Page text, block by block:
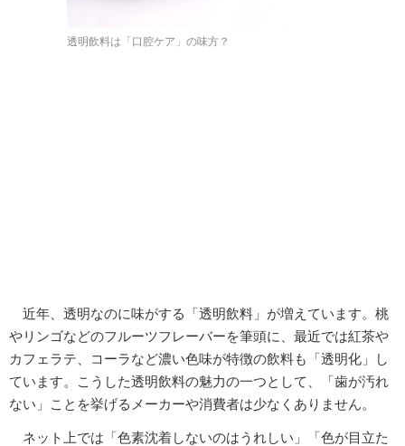
透明飲料は「口腔ケア」の味方？
近年、透明なのに味がする「透明飲料」が増えています。桃
やリンゴなどのフルーツフレーバーを筆頭に、最近では紅茶や
カフェラテ、コーラなど濃い色味が特徴の飲料も「透明化」し
ています。こうした透明飲料の魅力の一つとして、「歯が汚れ
ない」ことを挙げるメーカーや消費者は少なくありません。
ネット上では「色素沈着しないのはうれしい」「色が目立た